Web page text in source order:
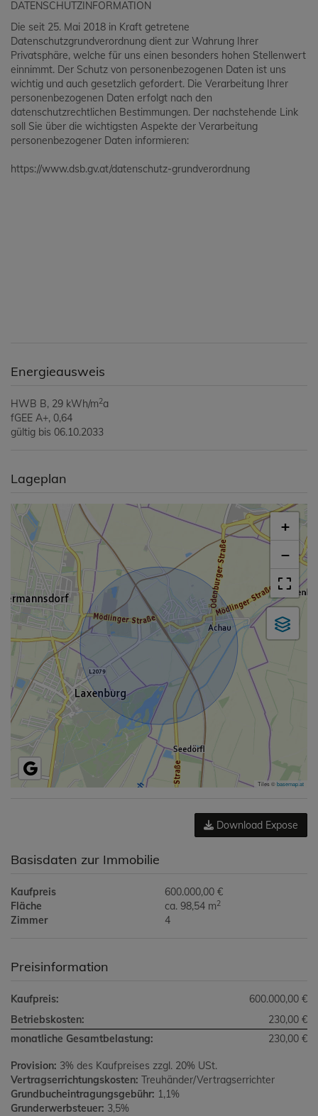
DATENSCHUTZINFORMATION
Die seit 25. Mai 2018 in Kraft getretene
Datenschutzgrundverordnung dient zur Wahrung Ihrer
Privatsphäre, welche für uns einen besonders hohen Stellenwert
einnimmt. Der Schutz von personenbezogenen Daten ist uns
wichtig und auch gesetzlich gefordert. Die Verarbeitung Ihrer
personenbezogenen Daten erfolgt nach den
datenschutzrechtlichen Bestimmungen. Der nachstehende Link
soll Sie über die wichtigsten Aspekte der Verarbeitung
personenbezogener Daten informieren:
https://www.dsb.gv.at/datenschutz-grundverordnung
Energieausweis
HWB B, 29 kWh/m2a
fGEE A+, 0,64
gültig bis 06.10.2033
Lageplan
+
−
Tiles ©basemap.at
Download Expose
Basisdaten zur Immobilie
Kaufpreis
600.000,00 €
Fläche
ca. 98,54 m2
Zimmer 4
Preisinformation
Kaufpreis:
600.000,00 €
Betriebskosten:
230,00 €
monatliche Gesamtbelastung:
230,00 €
Provision: 3% des Kaufpreises zzgl. 20% USt.
Vertragserrichtungskosten: Treuhänder/Vertragserrichter
Grundbucheintragungsgebühr: 1,1%
Grunderwerbsteuer: 3,5%